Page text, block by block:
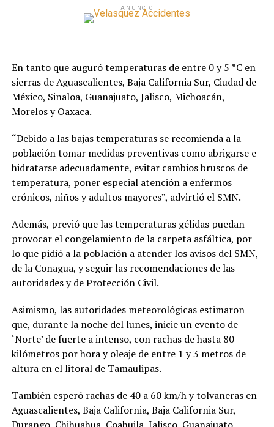
ANUNCIO
En tanto que auguró temperaturas de entre 0 y 5 °C en
sierras de Aguascalientes, Baja California Sur, Ciudad de
México, Sinaloa, Guanajuato, Jalisco, Michoacán,
Morelos y Oaxaca.
“Debido a las bajas temperaturas se recomienda a la
población tomar medidas preventivas como abrigarse e
hidratarse adecuadamente, evitar cambios bruscos de
temperatura, poner especial atención a enfermos
crónicos, niños y adultos mayores”, advirtió el SMN.
Además, previó que las temperaturas gélidas puedan
provocar el congelamiento de la carpeta asfáltica, por
lo que pidió a la población a atender los avisos del SMN,
de la Conagua, y seguir las recomendaciones de las
autoridades y de Protección Civil.
Asimismo, las autoridades meteorológicas estimaron
que, durante la noche del lunes, inicie un evento de
‘Norte’ de fuerte a intenso, con rachas de hasta 80
kilómetros por hora y oleaje de entre 1 y 3 metros de
altura en el litoral de Tamaulipas.
También esperó rachas de 40 a 60 km/h y tolvaneras en
Aguascalientes, Baja California, Baja California Sur,